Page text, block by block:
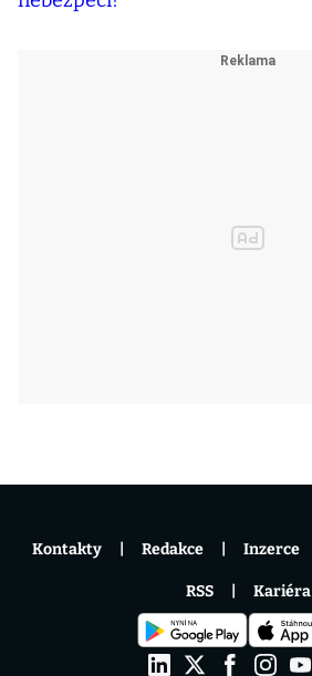
Kontakty Redakce Inzerce
RSS Kariéra